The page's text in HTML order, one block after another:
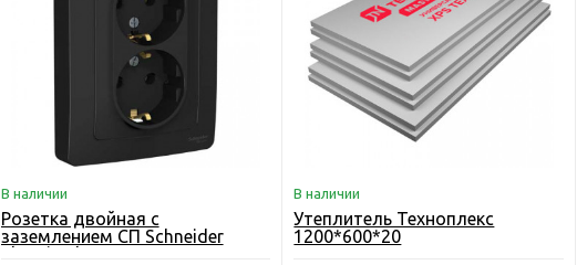
В наличии
Розетка двойная с
заземлением СП Schneider
Electric Blanca антрацит
В наличии
Утеплитель Техноплекс
1200*600*20